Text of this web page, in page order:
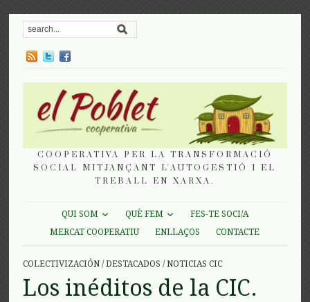
COOPERATIVA PER LA TRANSFORMACIÓ
SOCIAL MITJANÇANT L'AUTOGESTIÓ I EL
TREBALL EN XARXA.
QUI SOM QUÈ FEM
FES-TE SOCI/A
MERCAT COOPERATIU
ENLLAÇOS CONTACTE
COLECTIVIZACIÓN /DESTACADOS /NOTICIAS CIC
Los inéditos de la CIC.